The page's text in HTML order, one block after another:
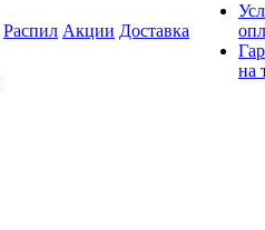
Распил Акции Доставка
на